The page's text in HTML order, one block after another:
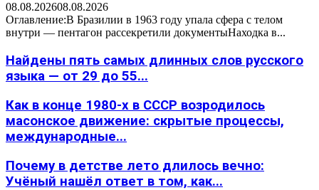
08.08.202608.08.2026
Оглавление:В Бразилии в 1963 году упала сфера с телом
внутри — пентагон рассекретили документыНаходка в...
Найдены пять самых длинных слов русского
языка — от 29 до 55...
Как в конце 1980-х в СССР возродилось
масонское движение: скрытые процессы,
международные...
Почему в детстве лето длилось вечно:
Учёный нашёл ответ в том, как...